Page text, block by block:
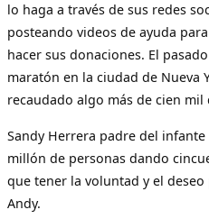
lo haga a través de sus redes
posteando videos de ayuda
hacer sus donaciones. El
maratón en la ciudad de Nueva
recaudado algo más de cien
Sandy Herrera padre del
millón de personas dando
que tener la voluntad y el
Andy.